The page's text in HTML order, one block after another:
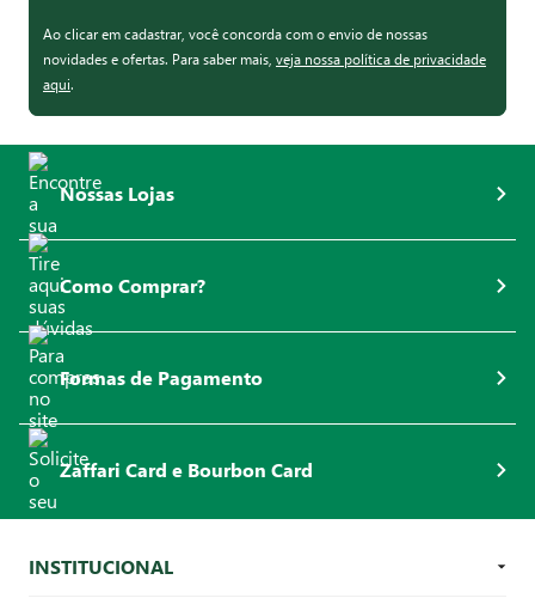
Ao clicar em cadastrar, você concorda com o envio de nossas
novidades e ofertas. Para saber mais, veja nossa política de privacidade
aqui.
Nossas Lojas
Como Comprar?
Formas de Pagamento
Zaffari Card e Bourbon Card
INSTITUCIONAL